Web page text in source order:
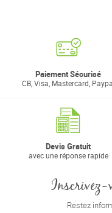
Paiement Sécurisé
CB, Visa, Mastercard,
Devis Gratuit
avec une réponse rapide
Inscrivez-
Restez